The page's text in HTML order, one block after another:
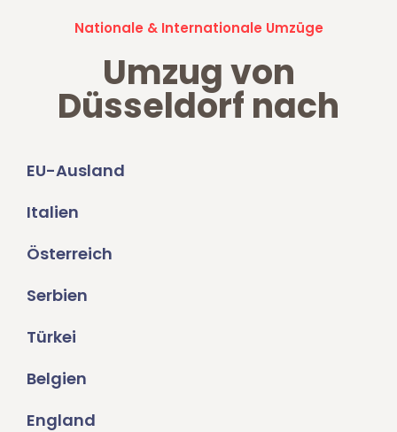
Nationale & Internationale Umzüge
Umzug von
Düsseldorf nach
EU-Ausland
Italien
Österreich
Serbien
Türkei
Belgien
England